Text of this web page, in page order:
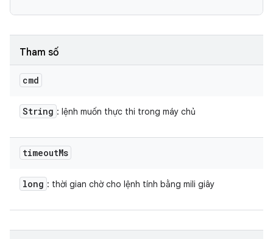
Tham số
cmd
String : lệnh muốn thực thi trong máy chủ
timeoutMs
long : thời gian chờ cho lệnh tính bằng mili giây